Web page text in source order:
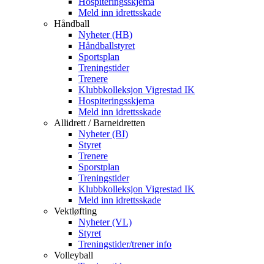
Meld inn idrettsskade
Håndball
Nyheter (HB)
Håndballstyret
Sportsplan
Treningstider
Trenere
Klubbkolleksjon Vigrestad IK
Hospiteringsskjema
Meld inn idrettsskade
Allidrett / Barneidretten
Nyheter (BI)
Styret
Trenere
Sporstplan
Treningstider
Klubbkolleksjon Vigrestad IK
Meld inn idrettsskade
Vektløfting
Nyheter (VL)
Styret
Treningstider/trener info
Volleyball